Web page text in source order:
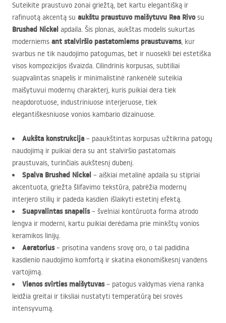
Suteikite praustuvo zonai griežtą, bet kartu elegantišką ir
rafinuotą akcentą su aukštu praustuvo maišytuvu Rea Rivosu
Brushed Nickel apdaila. Šis plonas, aukštas modelis sukurtas
moderniems ant stalviršio pastatomiems praustuvams, kur
svarbus ne tik naudojimo patogumas, bet ir nuosekli bei estetiška
visos kompozicijos išvaizda. Cilindrinis korpusas, subtiliai
suapvalintas snapelis ir minimalistinė rankenėlė suteikia
maišytuvui modernų charakterį, kuris puikiai dera tiek
neapdorotuose, industriniuose interjeruose, tiek
elegantiškesniuose vonios kambario dizainuose.
Aukšta konstrukcija – paaukštintas korpusas užtikrina patogų
naudojimą ir puikiai dera su ant stalviršio pastatomais
praustuvais, turinčiais aukštesnį dubenį.
Spalva Brushed Nickel – aiškiai metalinė apdaila su stipriai
akcentuota, griežta šlifavimo tekstūra, pabrėžia modernų
interjero stilių ir padeda kasdien išlaikyti estetinį efektą.
Suapvalintas snapelis– švelniai kontūruota forma atrodo
lengva ir moderni, kartu puikiai derėdama prie minkštų vonios
keramikos linijų.
Aeratorius– prisotina vandens srovę oro, o tai padidina
kasdienio naudojimo komfortą ir skatina ekonomiškesnį vandens
vartojimą.
Vienos svirties maišytuvas– patogus valdymas viena ranka
leidžia greitai ir tiksliai nustatyti temperatūrą bei srovės
intensyvumą.